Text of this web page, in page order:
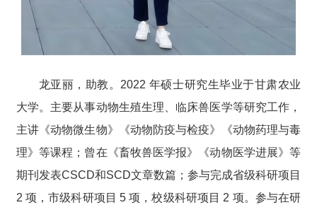
龙亚丽，助教。2022 年硕士研究生毕业于甘肃农业
大学。主要从事动物生殖生理、临床兽医学等研究工作，
主讲《动物微生物》《动物防疫与检疫》《动物药理与毒
理》等课程；曾在《畜牧兽医学报》《动物医学进展》等
期刊发表CSCD和SCD文章数篇；参与完成省级科研项目
2 项，市级科研项目 5 项，校级科研项目 2 项。参与在研